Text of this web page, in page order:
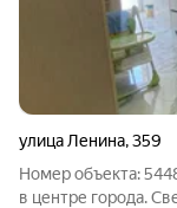
улица Ленина,359
Номер объекта:
в центре города.